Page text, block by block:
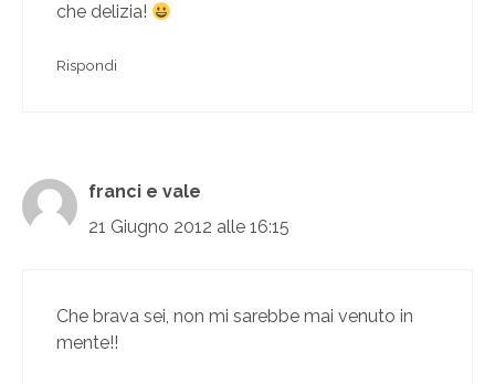
che delizia!
Rispondi
franci e vale
21 Giugno 2012 alle 16:15
Che brava sei, non mi sarebbe mai venuto in
mente!!